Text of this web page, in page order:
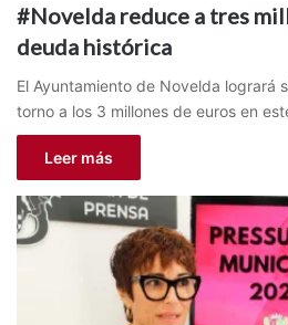
#Novelda reduce a tres
deuda histórica
El Ayuntamiento de Novelda logrará
torno a los 3 millones de euros en
Leer más